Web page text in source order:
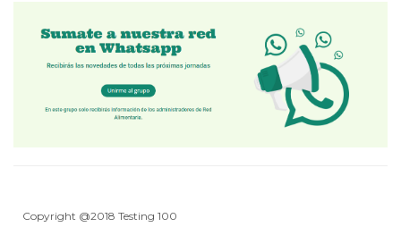
Copyright @2018 Testing 100